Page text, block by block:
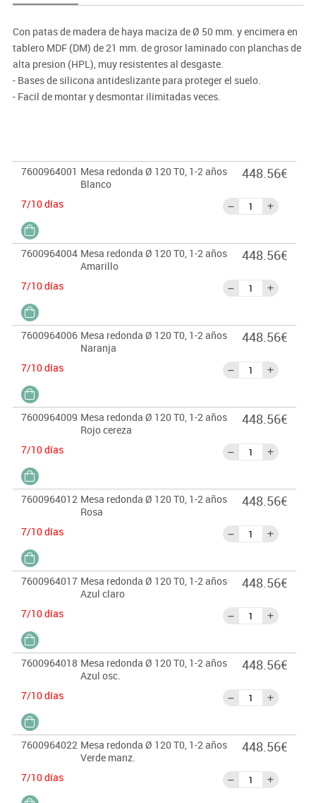
Con patas de madera de haya maciza de Ø 50 mm. y encimera en
tablero MDF (DM) de 21 mm. de grosor laminado con planchas de
alta presion (HPL), muy resistentes al desgaste.
- Bases de silicona antideslizante para proteger el suelo.
- Facil de montar y desmontar ilimitadas veces.
Importante:
abonará más del 90% del valor de la mercancía.
7600964001 Mesa redonda Ø 120 T0, 1-2 años
Blanco
7/10 días
448.56€
7600964004 Mesa redonda Ø 120 T0, 1-2 años
Amarillo
7/10 días
448.56€
7600964006 Mesa redonda Ø 120 T0, 1-2 años
Naranja
7/10 días
448.56€
7600964009 Mesa redonda Ø 120 T0, 1-2 años
Rojo cereza
7/10 días
448.56€
7600964012 Mesa redonda Ø 120 T0, 1-2 años
Rosa
7/10 días
448.56€
7600964017 Mesa redonda Ø 120 T0, 1-2 años
Azul claro
7/10 días
448.56€
7600964018 Mesa redonda Ø 120 T0, 1-2 años
Azul osc.
7/10 días
448.56€
7600964022 Mesa redonda Ø 120 T0, 1-2 años
Verde manz.
7/10 días
448.56€